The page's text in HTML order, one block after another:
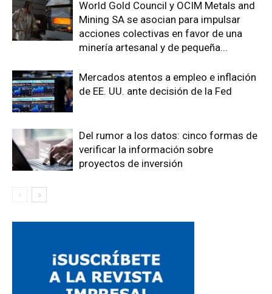
World Gold Council y OCIM Metals and
Mining SA se asocian para impulsar
acciones colectivas en favor de una
minería artesanal y de pequeña...
Mercados atentos a empleo e inflación
de EE. UU. ante decisión de la Fed
Del rumor a los datos: cinco formas de
verificar la información sobre
proyectos de inversión